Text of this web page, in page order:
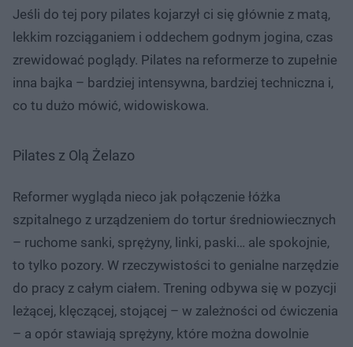
Jeśli do tej pory pilates kojarzył ci się głównie z matą,
lekkim rozciąganiem i oddechem godnym jogina, czas
zrewidować poglądy. Pilates na reformerze to zupełnie
inna bajka – bardziej intensywna, bardziej techniczna i,
co tu dużo mówić, widowiskowa.
Pilates z Olą Żelazo
Reformer wygląda nieco jak połączenie łóżka
szpitalnego z urządzeniem do tortur średniowiecznych
– ruchome sanki, sprężyny, linki, paski… ale spokojnie,
to tylko pozory. W rzeczywistości to genialne narzędzie
do pracy z całym ciałem. Trening odbywa się w pozycji
leżącej, klęczącej, stojącej – w zależności od ćwiczenia
– a opór stawiają sprężyny, które można dowolnie